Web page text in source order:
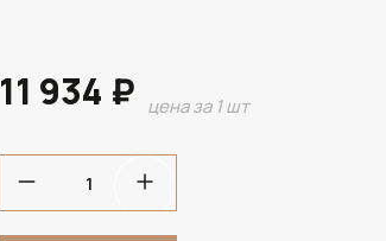
11 934 ₽ цена за 1 шт